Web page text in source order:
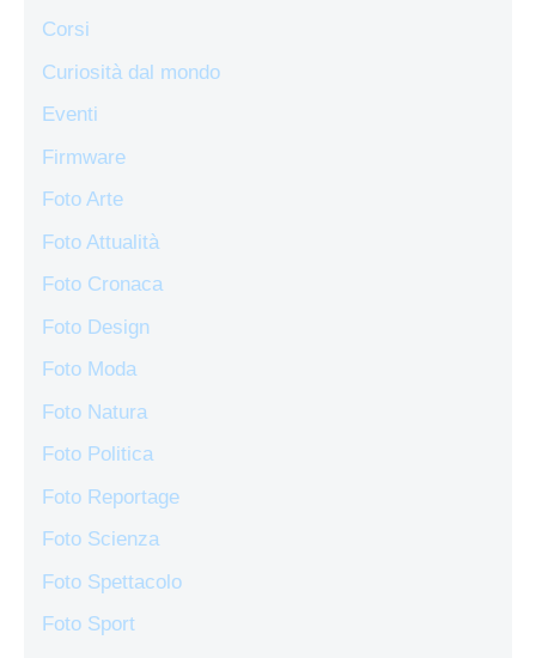
Corsi
Curiosità dal mondo
Eventi
Firmware
Foto Arte
Foto Attualità
Foto Cronaca
Foto Design
Foto Moda
Foto Natura
Foto Politica
Foto Reportage
Foto Scienza
Foto Spettacolo
Foto Sport